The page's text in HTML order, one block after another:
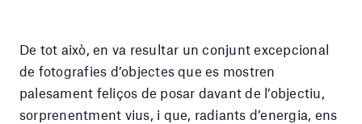
De tot això, en va resultar un conjunt excepcional
de fotografies d’objectes que es mostren
palesament feliços de posar davant de l’objectiu,
sorprenentment vius, i que, radiants d’energia, ens